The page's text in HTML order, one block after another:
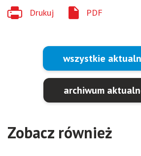
Drukuj PDF
wszystkie
archiwum
Zobacz również